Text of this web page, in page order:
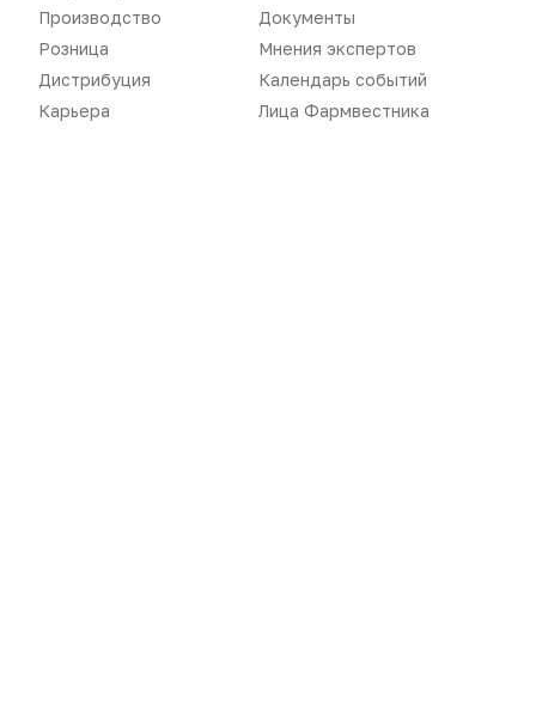
Дистрибуция
Карьера
Аналитика
Газета
Оформить подписку
Архив номеров
Производство
Розница
Дистрибуция
Карьера
Документы
Мнения экспертов
Календарь событий
Лица Фармвестника